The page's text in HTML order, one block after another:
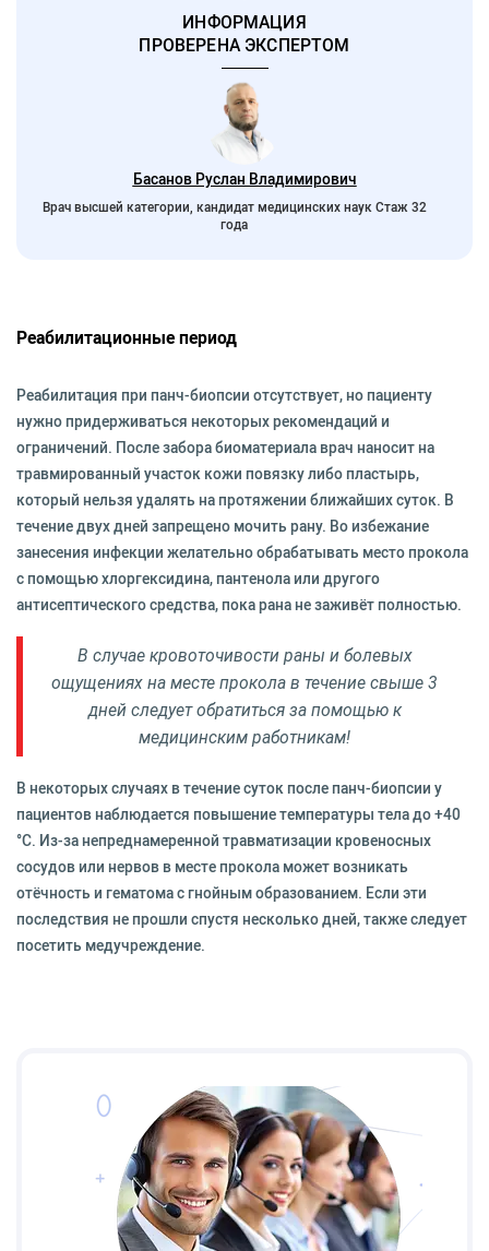
ИНФОРМАЦИЯ
ПРОВЕРЕНА ЭКСПЕРТОМ
Басанов Руслан Владимирович
Врач высшей категории, кандидат медицинских наук Стаж 32
года
Реабилитационные период
Реабилитация при панч-биопсии отсутствует, но пациенту
нужно придерживаться некоторых рекомендаций и
ограничений. После забора биоматериала врач наносит на
травмированный участок кожи повязку либо пластырь,
который нельзя удалять на протяжении ближайших суток. В
течение двух дней запрещено мочить рану. Во избежание
занесения инфекции желательно обрабатывать место прокола
с помощью хлоргексидина, пантенола или другого
антисептического средства, пока рана не заживёт полностью.
В случае кровоточивости раны и болевых
ощущениях на месте прокола в течение свыше 3
дней следует обратиться за помощью к
медицинским работникам!
В некоторых случаях в течение суток после панч-биопсии у
пациентов наблюдается повышение температуры тела до +40
°С. Из-за непреднамеренной травматизации кровеносных
сосудов или нервов в месте прокола может возникать
отёчность и гематома с гнойным образованием. Если эти
последствия не прошли спустя несколько дней, также следует
посетить медучреждение.